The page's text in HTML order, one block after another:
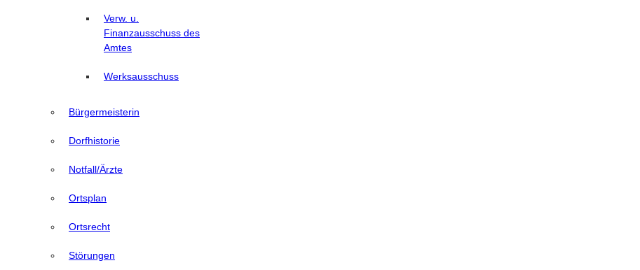
Verw. u.
Finanzausschuss des
Amtes
Werksausschuss
Bürgermeisterin
Dorfhistorie
Notfall/Ärzte
Ortsplan
Ortsrecht
Störungen